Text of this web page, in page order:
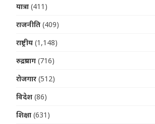
यात्रा (411)
राजनीति (409)
राष्ट्रीय (1,148)
रुद्रप्रयाग (716)
रोजगार (512)
विदेश (86)
शिक्षा (631)